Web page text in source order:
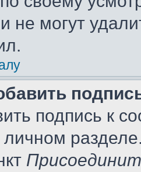
не могут
подпись к
личном